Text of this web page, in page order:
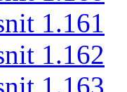
1.161
1.162
1.163